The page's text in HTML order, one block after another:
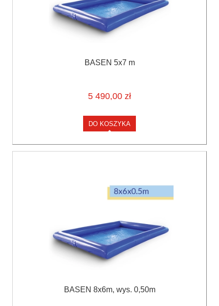
BASEN 5x7 m
5 490,00 zł
DO KOSZYKA
BASEN 8x6m, wys. 0,50m